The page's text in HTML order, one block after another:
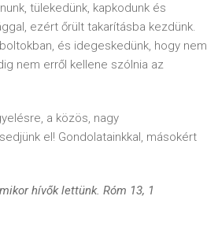
tülekedünk, kapkodunk és
ezért őrült takarításba kezdünk.
és idegeskedünk, hogy nem
nem erről kellene szólnia az
a közös, nagy
el! Gondolatainkkal, másokért
hívők lettünk. Róm 13, 1